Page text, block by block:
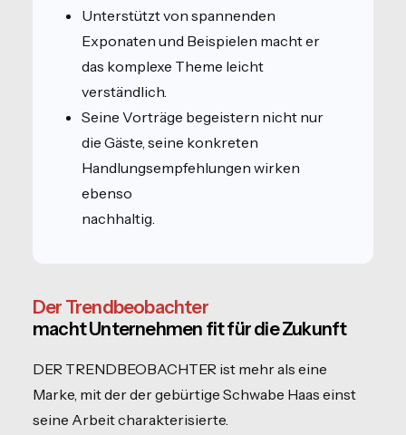
Unterstützt von spannenden
Exponaten und Beispielen macht er
das komplexe Theme leicht
verständlich.
Seine Vorträge begeistern nicht nur
die Gäste, seine konkreten
Handlungsempfehlungen wirken
ebenso
nachhaltig.
Der Trendbeobachter
macht Unternehmen fit für die Zukunft
DER TRENDBEOBACHTER ist mehr als eine
Marke, mit der der gebürtige Schwabe Haas einst
seine Arbeit charakterisierte.